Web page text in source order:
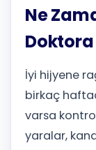
Ne
İyi hijyene
birkaç
varsa
yaralar,